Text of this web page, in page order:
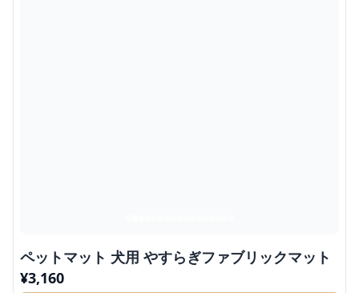
ペットマット 犬用 やすらぎファブリックマット
¥3,160